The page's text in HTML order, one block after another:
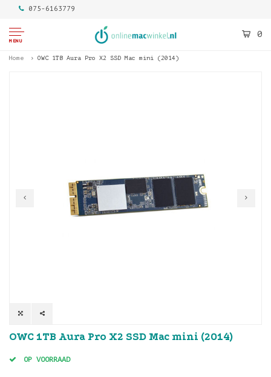
075-6163779
MENU
0
Home OWC 1TB Aura Pro X2 SSD Mac mini (2014)
OWC 1TB Aura Pro X2 SSD Mac mini (2014)
OP VOORRAAD